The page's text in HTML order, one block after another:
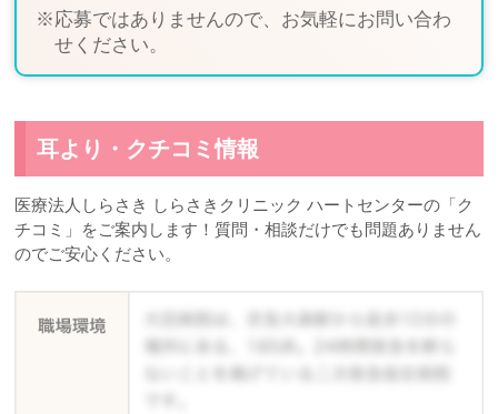
※応募ではありませんので、お気軽にお問い合わ
せください。
耳より・クチコミ情報
医療法人しらさき しらさきクリニック ハートセンターの「ク
チコミ」をご案内します！質問・相談だけでも問題ありません
のでご安心ください。